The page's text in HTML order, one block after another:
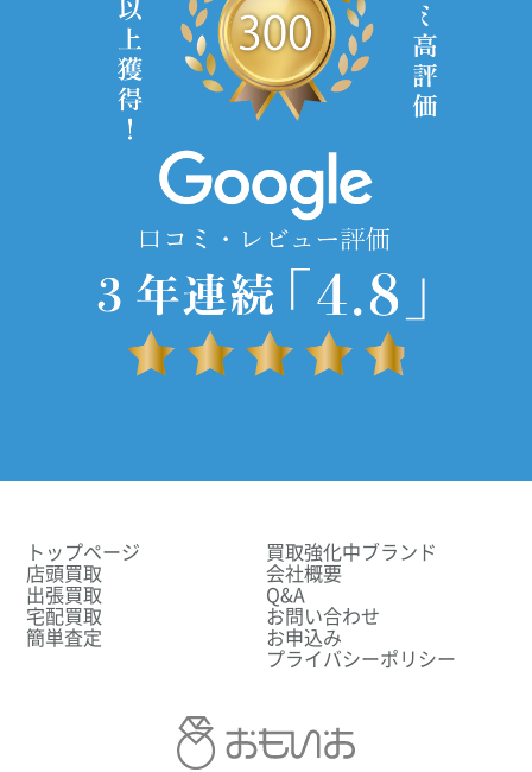
トップページ
店頭買取
出張買取
宅配買取
簡単査定
買取強化中ブランド
会社概要
Q&A
お問い合わせ
お申込み
プライバシーポリシー